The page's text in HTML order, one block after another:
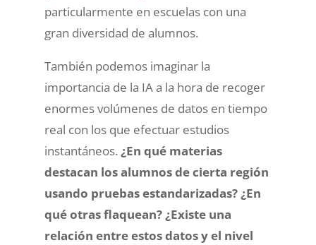
particularmente en escuelas con una
gran diversidad de alumnos.
También podemos imaginar la
importancia de la IA a la hora de recoger
enormes volúmenes de datos en tiempo
real con los que efectuar estudios
instantáneos. ¿En qué materias
destacan los alumnos de cierta región
usando pruebas estandarizadas? ¿En
qué otras flaquean? ¿Existe una
relación entre estos datos y el nivel